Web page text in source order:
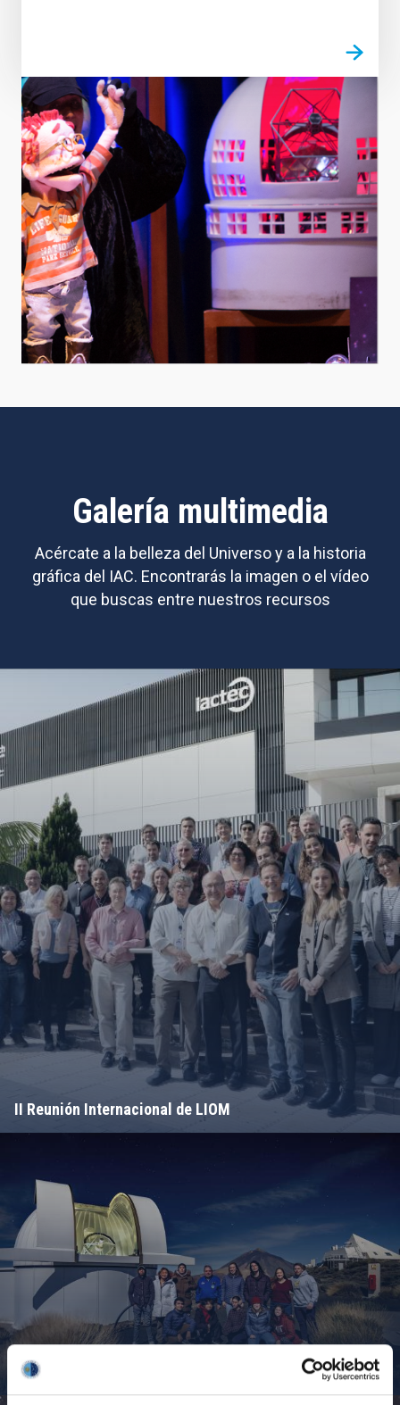
Galería multimedia
Acércate a la belleza del Universo y a la historia
gráfica del IAC. Encontrarás la imagen o el vídeo
que buscas entre nuestros recursos
II Reunión Internacional de LIOM
Campamento de Astronomía del MIT 2024